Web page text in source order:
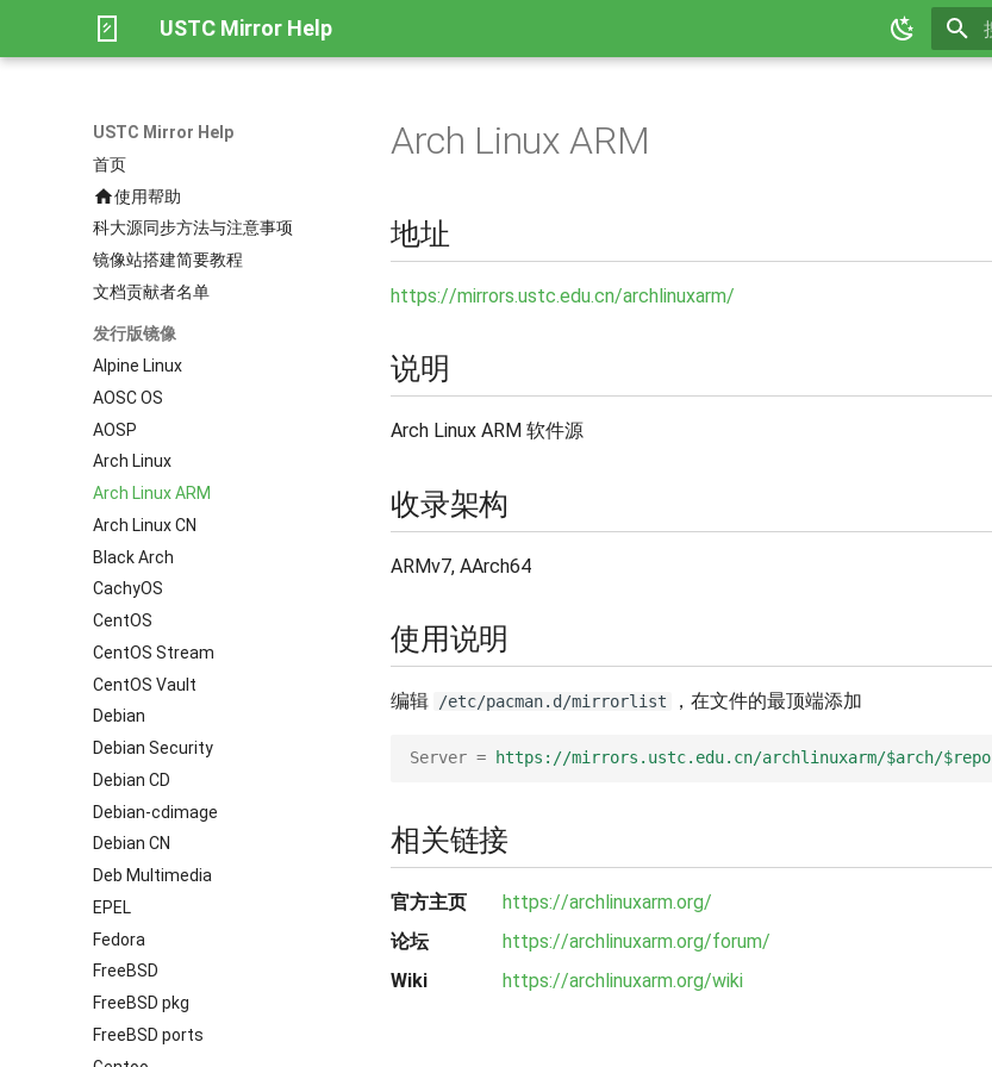
USTC Mirror Help
USTC Mirror Help
首页
使用帮助
科大源同步方法与注意事项
镜像站搭建简要教程
文档贡献者名单
发行版镜像
Alpine Linux
AOSC OS
AOSP
Arch Linux
Arch Linux ARM
Arch Linux CN
Black Arch
CachyOS
CentOS
CentOS Stream
CentOS Vault
Debian
Debian Security
Debian CD
Debian-cdimage
Debian CN
Deb Multimedia
EPEL
Fedora
FreeBSD
FreeBSD pkg
FreeBSD ports
Arch Linux ARM
地址
https://mirrors.ustc.edu.cn/archlinuxarm/
说明
Arch Linux ARM 软件源
收录架构
ARMv7, AArch64
使用说明
编辑 /etc/pacman.d/mirrorlist ，在文件的最顶端添加
Server = https://mirrors.ustc.edu.cn/archlinuxarm/$arch/$repo
相关链接
官方主页
https://archlinuxarm.org/
论坛
https://archlinuxarm.org/forum/
Wiki
https://archlinuxarm.org/wiki